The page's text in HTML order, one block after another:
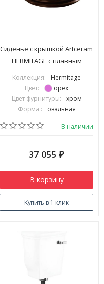
Сиденье с крышкой Artceram
HERMITAGE с плавным
HEA004 71
Коллекция:
Hermitage
Цвет:
орех
Цвет фурнитуры:
хром
Форма :
овальная
В наличии
37 055 ₽
В корзину
Купить в 1 клик